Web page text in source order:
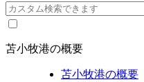
苫小牧港の概要
苫小牧港の概要